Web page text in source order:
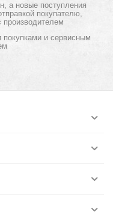
а новые поступления
покупателю,
и сервисным